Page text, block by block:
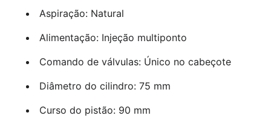
Aspiração: Natural
Alimentação: Injeção multiponto
Comando de válvulas: Único no cabeçote
Diâmetro do cilindro: 75 mm
Curso do pistão: 90 mm